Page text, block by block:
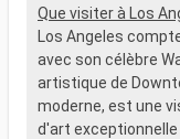
Que visiter à Los
Los Angeles
avec son célèbre
artistique de
moderne, est une
d'art exceptionnelle